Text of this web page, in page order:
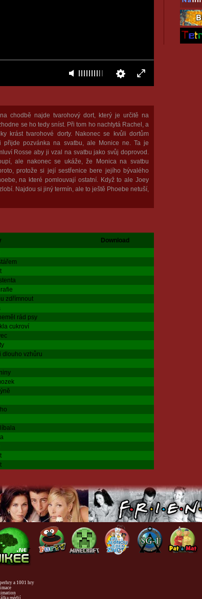
chodbě najde tvarohový dort, který je určitě na
se ho tedy sníst. Při tom ho nachtytá Rachel, a
krást tvarohové dorty. Nakonec se kvůli dortům
přijde pozvánka na svatbu, ale Monice ne. Ta je
Rosse aby ji vzal na svatbu jako svůj doprovod.
ale nakonec se ukáže, že Monica na svatbu
protože si její sestřenice bere jejího bývalého
na které pomlouvají ostatní. Když to ale Joey
Najdou si jiný termín, ale to ještě Phoebe netuší,
Download
zdřímnout
rád psy
cukroví
dlouho vzhůru
a 1001 hry
médií